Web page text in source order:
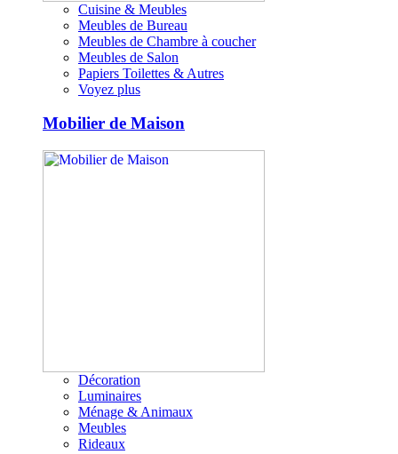
Cuisine & Meubles
Meubles de Bureau
Meubles de Chambre à coucher
Meubles de Salon
Papiers Toilettes & Autres
Voyez plus
Mobilier de Maison
Décoration
Luminaires
Ménage & Animaux
Meubles
Rideaux